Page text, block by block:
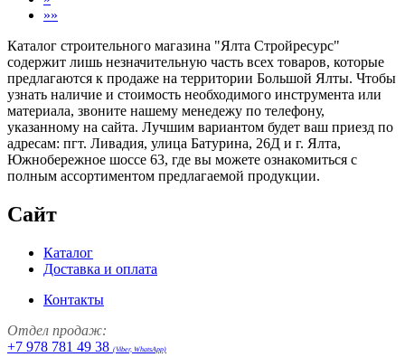
»»
Каталог строительного магазина "Ялта Стройресурс"
содержит лишь незначительную часть всех товаров, которые
предлагаются к продаже на территории Большой Ялты. Чтобы
узнать наличие и стоимость необходимого инструмента или
материала, звоните нашему менедежу по телефону,
указанному на сайта. Лучшим вариантом будет ваш приезд по
адресам: пгт. Ливадия, улица Батурина, 26Д и г. Ялта,
Южнобережное шоссе 63, где вы можете ознакомиться с
полным ассортиментом предлагаемой продукции.
Сайт
Каталог
Доставка и оплата
Контакты
Отдел продаж:
+7 978 781 49 38 (Viber, WhatsApp)